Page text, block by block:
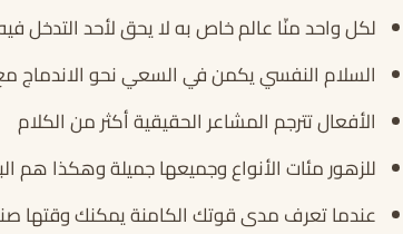
لكل واحد منّا عالم خاص به لا يحق لأحد التدخل
السلام النفسي يكمن في السعي نحو الاندماج
الأفعال تترجم المشاعر الحقيقية أكثر من الكلام
للزهور مئات الأنواع وجميعها جميلة وهكذا هم
عندما تعرف مدى قوتك الكامنة يمكنك وقتها